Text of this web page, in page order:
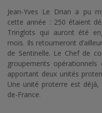
Jean-Yves Le Drian a pu
cette année : 250 étaient
Tringlots qui auront été
mois. Ils retourneront
de Sentinelle. Le Chef de
groupements opérationnels
apportant deux unités
Une unité proterre est déjà,
de-France.